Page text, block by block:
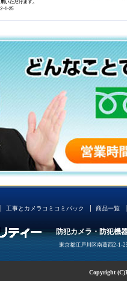
工事とカメラコミコミパック 商品一覧
防犯カメラ・防犯機
東京都江戸川区南葛西2-1-
Copyright